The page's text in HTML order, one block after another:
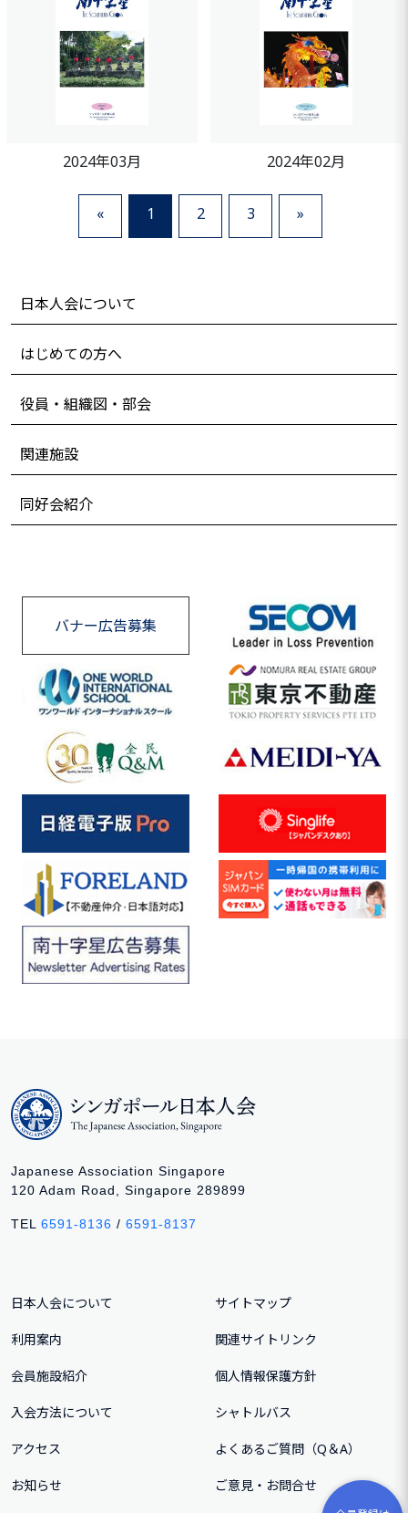
2024年03月 2024年02月
« 1 2 3 »
日本人会について
はじめての方へ
役員・組織図・部会
関連施設
同好会紹介
バナー広告募集
Japanese Association Singapore
120 Adam Road, Singapore 289899
TEL 6591-8136 / 6591-8137
日本人会について
利用案内
会員施設紹介
入会方法について
アクセス
お知らせ
サイトマップ
関連サイトリンク
個人情報保護方針
シャトルバス
よくあるご質問（Q＆A）
ご意⾒・お問合せ